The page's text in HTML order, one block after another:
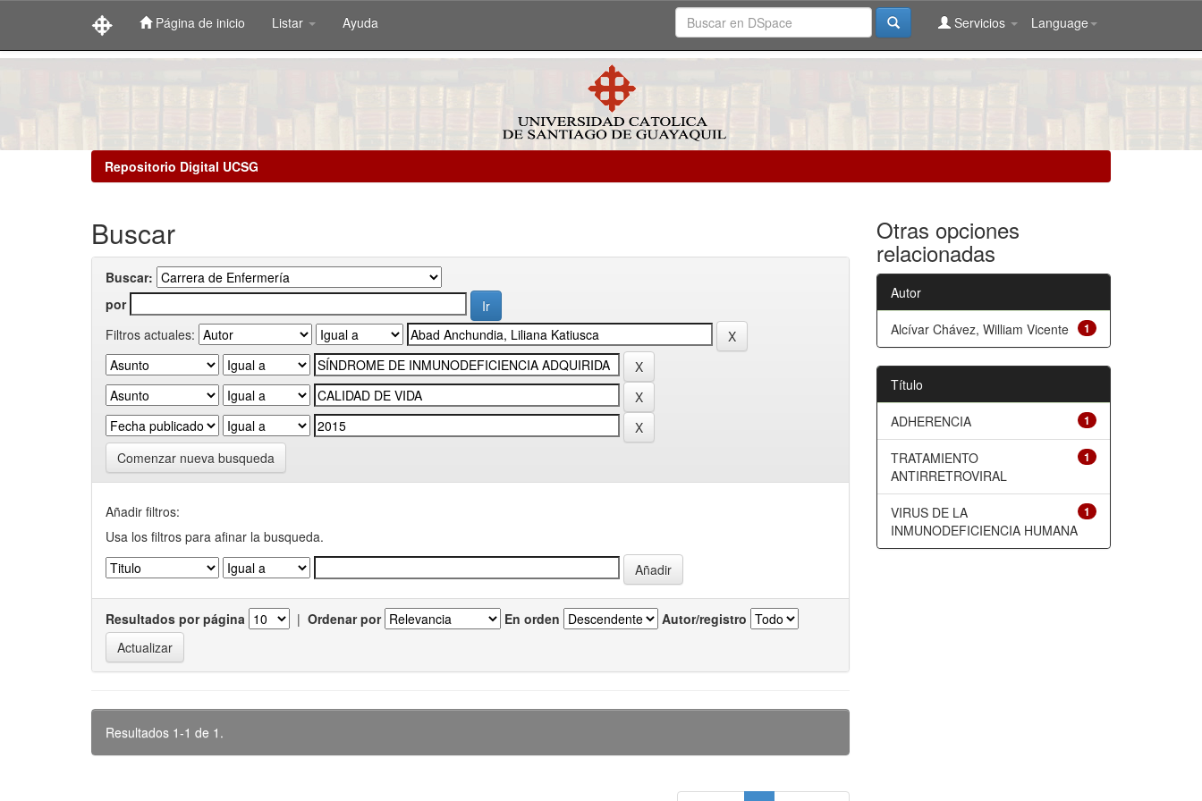
Página de inicio Listar Ayuda Language
Servicios
Repositorio Digital UCSG
Buscar
Buscar:
por
Filtros actuales:
Comenzar nueva busqueda
Añadir filtros:
Usa los filtros para afinar la busqueda.
Resultados por página | Ordenar por En orden Autor/registro
Resultados 1-1 de 1.
Otras opciones
relacionadas
Autor
1
Alcívar Chávez, William Vicente
Título
1
ADHERENCIA
1
TRATAMIENTO
ANTIRRETROVIRAL
1
VIRUS DE LA
INMUNODEFICIENCIA HUMANA